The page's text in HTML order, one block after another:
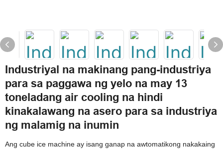
Industriyal na makinang pang-industriya
para sa paggawa ng yelo na may 13
toneladang air cooling na hindi
kinakalawang na asero para sa industriya
ng malamig na inumin
Ang cube ice machine ay isang ganap na awtomatikong nakakaing